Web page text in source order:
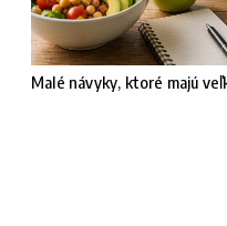
Malé návyky, ktoré majú